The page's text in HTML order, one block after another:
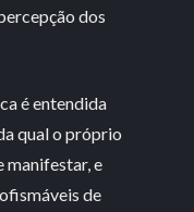
dos
é entendida
qual o próprio
manifestar, e
de